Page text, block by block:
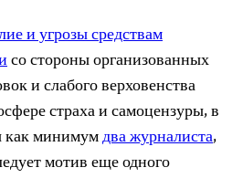
и угрозы средствам
со стороны организованных
и слабого верховенства
страха и самоцензуры, в
как минимумдва журналиста,
мотив еще одного